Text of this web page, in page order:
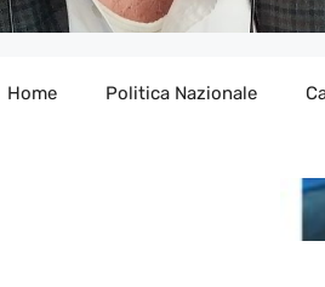
Home Politica Nazionale